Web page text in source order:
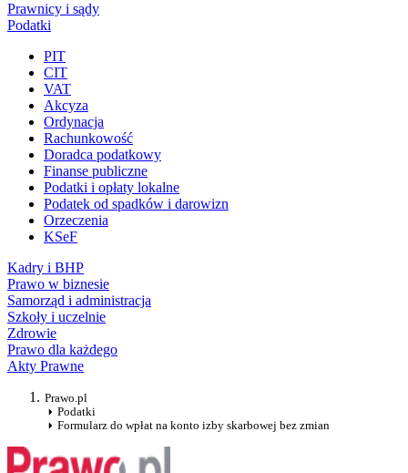
Prawnicy i sądy
Podatki
PIT
CIT
VAT
Akcyza
Ordynacja
Rachunkowość
Doradca podatkowy
Finanse publiczne
Podatki i opłaty lokalne
Podatek od spadków i darowizn
Orzeczenia
KSeF
Kadry i BHP
Prawo w biznesie
Samorząd i administracja
Szkoły i uczelnie
Zdrowie
Prawo dla każdego
Akty Prawne
Prawo.pl
Podatki
Formularz do wpłat na konto izby skarbowej bez zmian